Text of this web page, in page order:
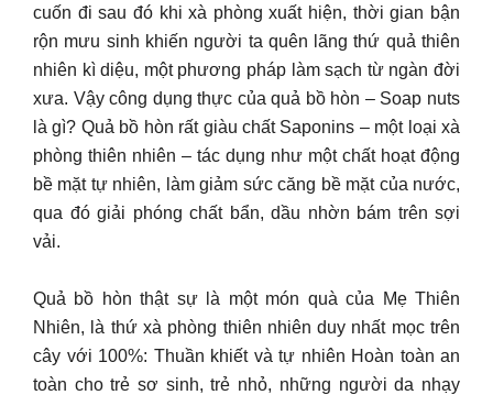
cuốn đi sau đó khi xà phòng xuất hiện, thời gian bận
rộn mưu sinh khiến người ta quên lãng thứ quả thiên
nhiên kì diệu, một phương pháp làm sạch từ ngàn đời
xưa. Vậy công dụng thực của quả bồ hòn – Soap nuts
là gì? Quả bồ hòn rất giàu chất Saponins – một loại xà
phòng thiên nhiên – tác dụng như một chất hoạt động
bề mặt tự nhiên, làm giảm sức căng bề mặt của nước,
qua đó giải phóng chất bẩn, dầu nhờn bám trên sợi
vải.
Quả bồ hòn thật sự là một món quà của Mẹ Thiên
Nhiên, là thứ xà phòng thiên nhiên duy nhất mọc trên
cây với 100%: Thuần khiết và tự nhiên Hoàn toàn an
toàn cho trẻ sơ sinh, trẻ nhỏ, những người da nhạy